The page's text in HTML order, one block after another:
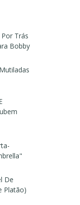
Trás
Bobby
De
Platão)